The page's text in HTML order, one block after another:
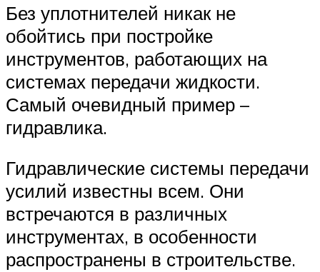
Без уплотнителей никак не
обойтись при постройке
инструментов, работающих на
системах передачи жидкости.
Самый очевидный пример –
гидравлика.
Гидравлические системы передачи
усилий известны всем. Они
встречаются в различных
инструментах, в особенности
распространены в строительстве.